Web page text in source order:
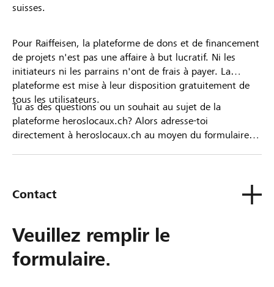
suisses.
Pour Raiffeisen, la plateforme de dons et de financement
de projets n'est pas une affaire à but lucratif. Ni les
initiateurs ni les parrains n'ont de frais à payer. La
plateforme est mise à leur disposition gratuitement de
tous les utilisateurs.
Tu as des questions ou un souhait au sujet de la
plateforme heroslocaux.ch? Alors adresse-toi
directement à heroslocaux.ch au moyen du formulaire
Contact
Veuillez remplir le
formulaire.